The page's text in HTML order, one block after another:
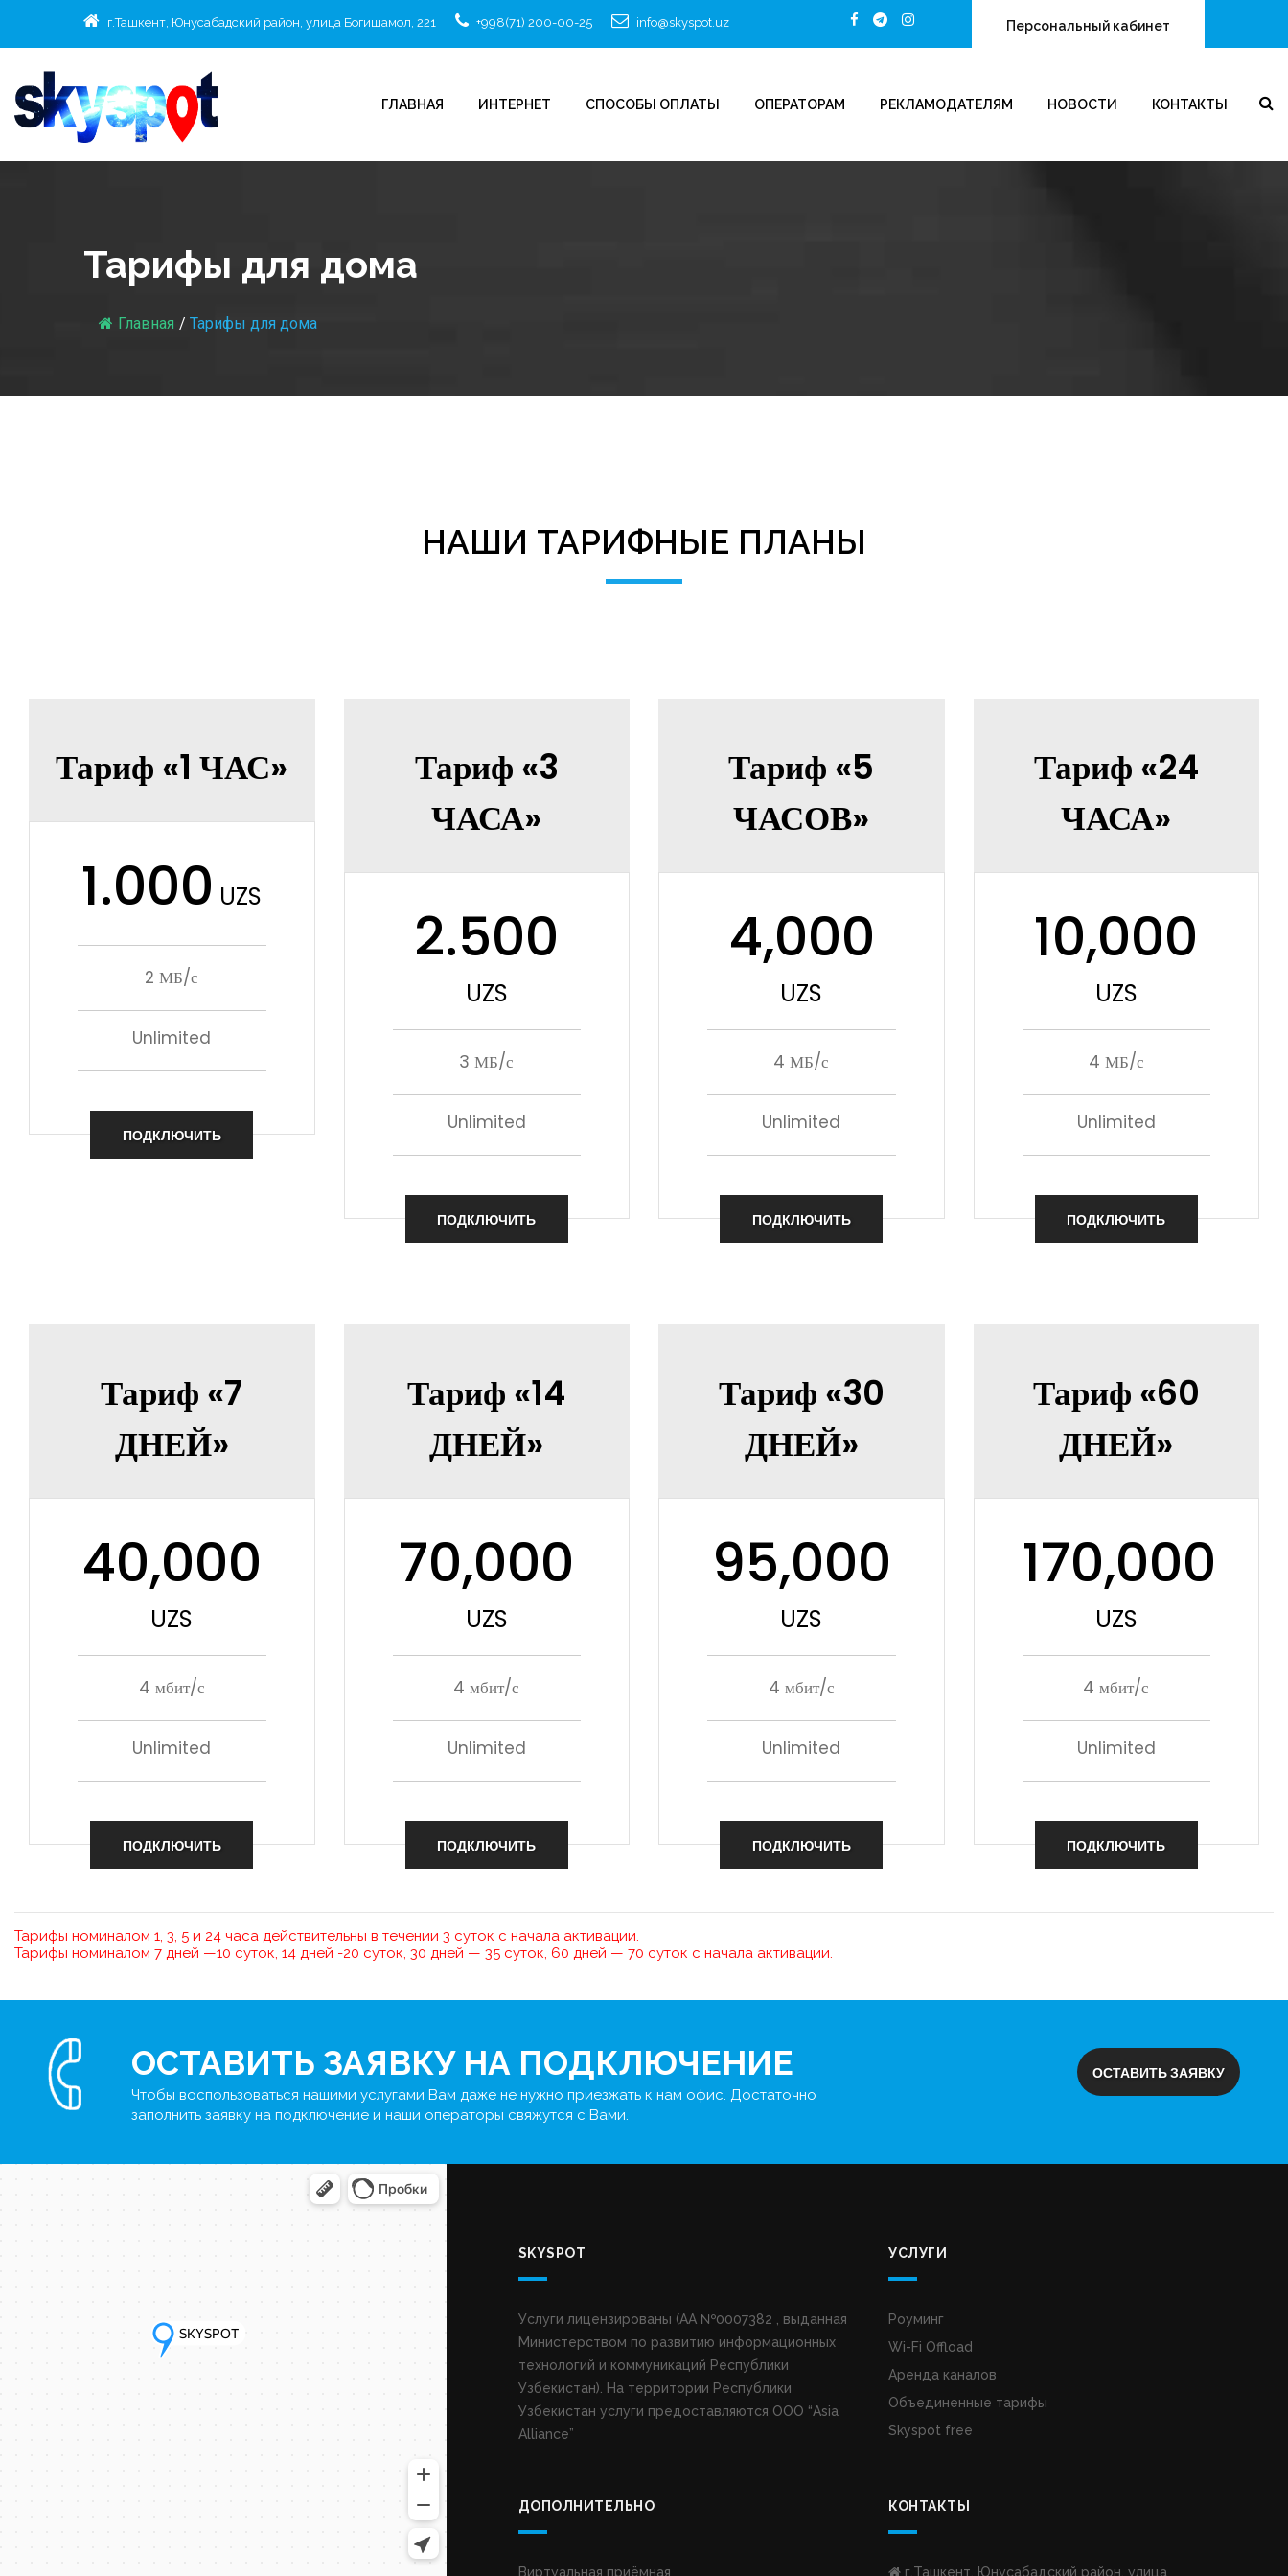
г.Ташкент, Юнусабадский район, улица Богишамол, 221 +998(71) 200-00-25 info@skyspot.uz Персональный кабинет
ГЛАВНАЯ ИНТЕРНЕТ СПОСОБЫ ОПЛАТЫ ОПЕРАТОРАМ РЕКЛАМОДАТЕЛЯМ НОВОСТИ КОНТАКТЫ
Тарифы для дома
Главная / Тарифы для дома
НАШИ ТАРИФНЫЕ ПЛАНЫ
Тариф «1 ЧАС»
1.000 UZS
2 МБ/с
Unlimited
ПОДКЛЮЧИТЬ
Тариф «3
ЧАСА»
2.500
UZS
3 МБ/с
Unlimited
ПОДКЛЮЧИТЬ
Тариф «5
ЧАСОВ»
4,000
UZS
4 МБ/с
Unlimited
ПОДКЛЮЧИТЬ
Тариф «24
ЧАСА»
10,000
UZS
4 МБ/с
Unlimited
ПОДКЛЮЧИТЬ
Тариф «7
ДНЕЙ»
40,000
UZS
4 мбит/с
Unlimited
ПОДКЛЮЧИТЬ
Тариф «14
ДНЕЙ»
70,000
UZS
4 мбит/с
Unlimited
ПОДКЛЮЧИТЬ
Тариф «30
ДНЕЙ»
95,000
UZS
4 мбит/с
Unlimited
ПОДКЛЮЧИТЬ
Тариф «60
ДНЕЙ»
170,000
UZS
4 мбит/с
Unlimited
ПОДКЛЮЧИТЬ
Тарифы номиналом 1, 3, 5 и 24 часа действительны в течении 3 суток с начала активации.
Тарифы номиналом 7 дней —10 суток, 14 дней -20 суток, 30 дней — 35 суток, 60 дней — 70 суток с начала активации.
ОСТАВИТЬ ЗАЯВКУ НА ПОДКЛЮЧЕНИЕ
Чтобы воспользоваться нашими услугами Вам даже не нужно приезжать к нам офис. Достаточно
заполнить заявку на подключение и наши операторы свяжутся с Вами.
ОСТАВИТЬ ЗАЯВКУ
SKYSPOT
Услуги лицензированы (AA №0007382 , выданная
Министерством по развитию информационных
технологий и коммуникаций Республики
Узбекистан). На территории Республики
Узбекистан услуги предоставляются ООО “Asia
Alliance”
УСЛУГИ
Роуминг
Wi-Fi Offload
Аренда каналов
Объединенные тарифы
Skyspot free
ДОПОЛНИТЕЛЬНО
Виртуальная приёмная
КОНТАКТЫ
г.Ташкент, Юнусабадский район, улица